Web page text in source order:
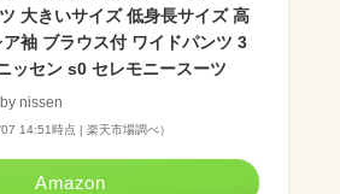
大きいサイズ 低身長サイズ 高
袖 ブラウス付 ワイドパンツ 3
ッセン s0 セレモニースーツ
nissen
14:51時点 | 楽天市場調べ）
Amazon